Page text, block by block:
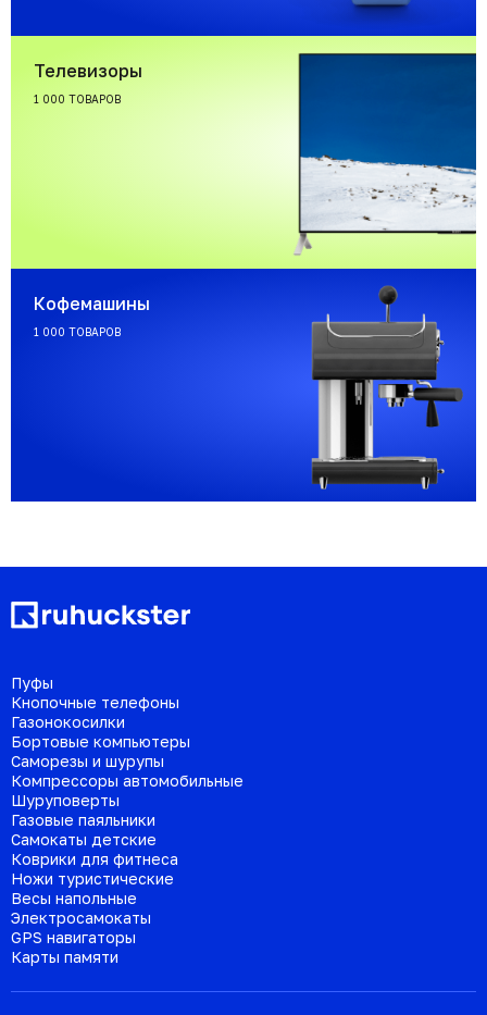
Телевизоры
1 000 ТОВАРОВ
Кофемашины
1 000 ТОВАРОВ
Пуфы
Кнопочные телефоны
Газонокосилки
Бортовые компьютеры
Саморезы и шурупы
Компрессоры автомобильные
Шуруповерты
Газовые паяльники
Самокаты детские
Коврики для фитнеса
Ножи туристические
Весы напольные
Электросамокаты
GPS навигаторы
Карты памяти